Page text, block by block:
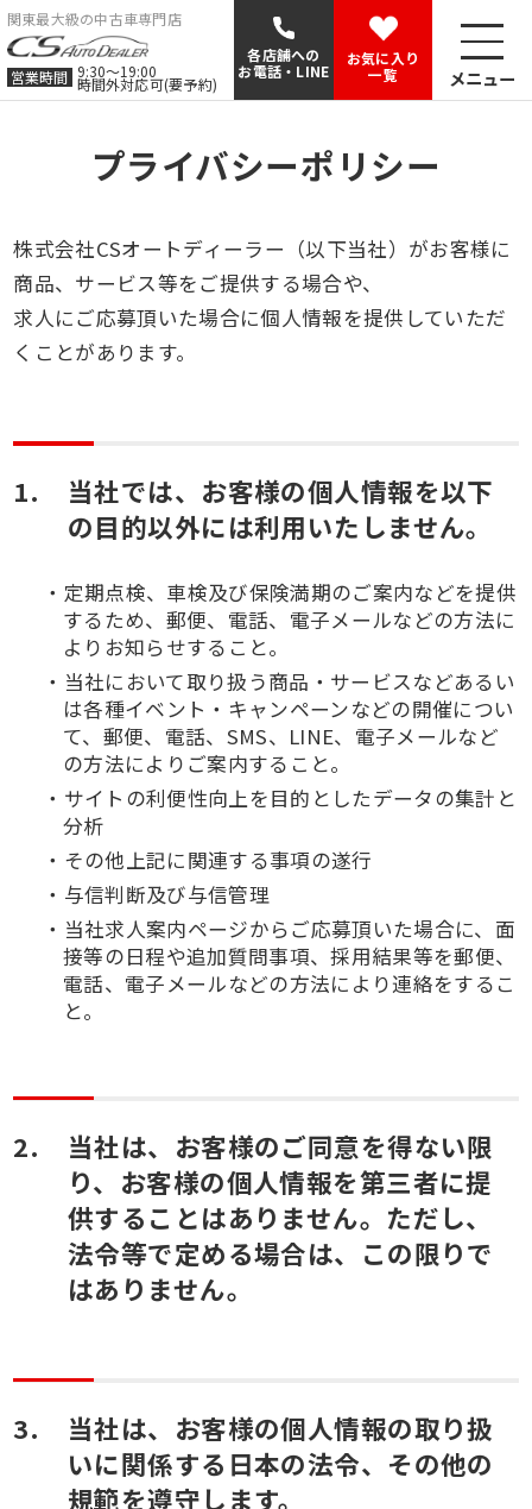
関東最大級の中古車専門店
営業時間 9:30〜19:00
時間外対応可(要予約)
各店舗への
お電話・LINE
お気に入り
一覧
メニュー
プライバシーポリシー
株式会社CSオートディーラー（以下当社）がお客様に
商品、サービス等をご提供する場合や、
求人にご応募頂いた場合に個人情報を提供していただ
くことがあります。
当社では、お客様の個人情報を以下
の目的以外には利用いたしません。
定期点検、車検及び保険満期のご案内などを提供
するため、郵便、電話、電子メールなどの方法に
よりお知らせすること。
当社において取り扱う商品・サービスなどあるい
は各種イベント・キャンペーンなどの開催につい
て、郵便、電話、SMS、LINE、電子メールなど
の方法によりご案内すること。
サイトの利便性向上を目的としたデータの集計と
分析
その他上記に関連する事項の遂行
与信判断及び与信管理
当社求人案内ページからご応募頂いた場合に、面
接等の日程や追加質問事項、採用結果等を郵便、
電話、電子メールなどの方法により連絡をするこ
と。
当社は、お客様のご同意を得ない限
り、お客様の個人情報を第三者に提
供することはありません。ただし、
法令等で定める場合は、この限りで
はありません。
当社は、お客様の個人情報の取り扱
いに関係する日本の法令、その他の
規範を遵守します。